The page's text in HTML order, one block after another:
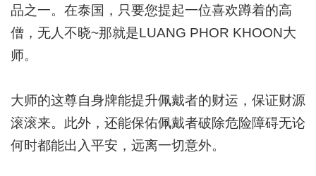
品之一。在泰国，只要您提起一位喜欢蹲着的高
僧，无人不晓~那就是LUANG PHOR KHOON大
师。
大师的这尊自身牌能提升佩戴者的财运，保证财源
滚滚来。此外，还能保佑佩戴者破除危险障碍无论
何时都能出入平安，远离一切意外。